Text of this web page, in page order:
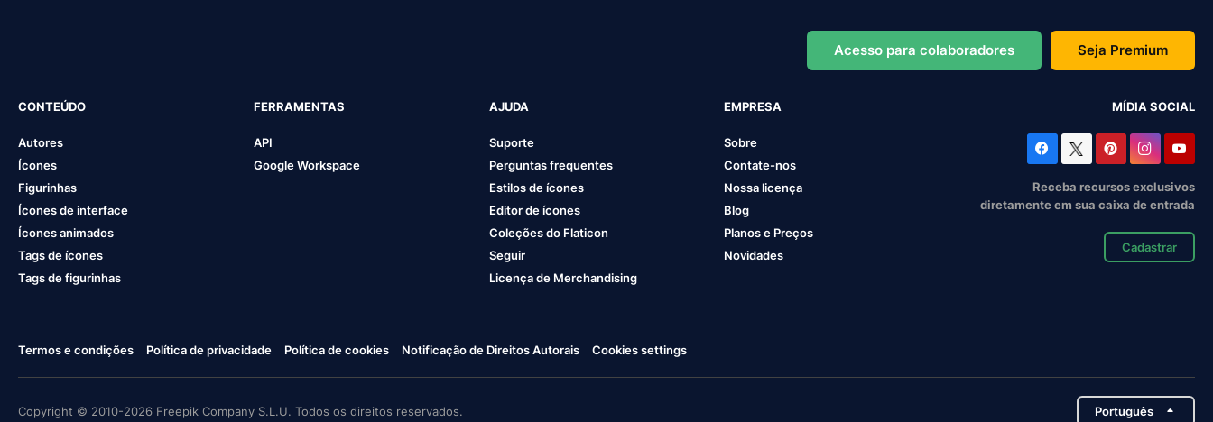
Acesso para colaboradores Seja Premium
CONTEÚDO
Autores
Ícones
Figurinhas
Ícones de interface
Ícones animados
Tags de ícones
Tags de figurinhas
FERRAMENTAS
API
Google Workspace
AJUDA
Suporte
Perguntas frequentes
Estilos de ícones
Editor de ícones
Coleções do Flaticon
Seguir
Licença de Merchandising
EMPRESA
Sobre
Contate-nos
Nossa licença
Blog
Planos e Preços
Novidades
MÍDIA SOCIAL
Receba recursos exclusivos
diretamente em sua caixa de entrada
Cadastrar
Termos e condições Política de privacidade Política de cookies Notificação de Direitos Autorais Cookies settings
Copyright © 2010-2026 Freepik Company S.L.U. Todos os direitos reservados. Português